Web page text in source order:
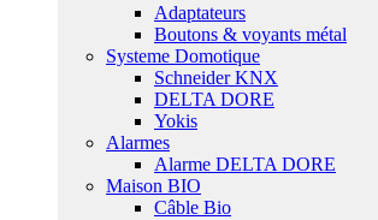
Adaptateurs
Boutons & voyants métal
Systeme Domotique
Schneider KNX
DELTA DORE
Yokis
Alarmes
Alarme DELTA DORE
Maison BIO
Câble Bio